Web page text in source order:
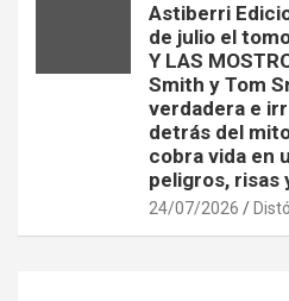
Astiberri
de julio el
Y LAS
Smith y Tom
verdadera e
detrás del
cobra vida en
peligros, risas
24/07/2026